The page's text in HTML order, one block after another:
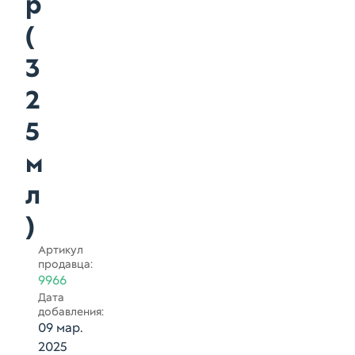
(
3
2
5
м
л
)
Артикул
продавца:
9966
Дата
добавления:
09 мар.
2025